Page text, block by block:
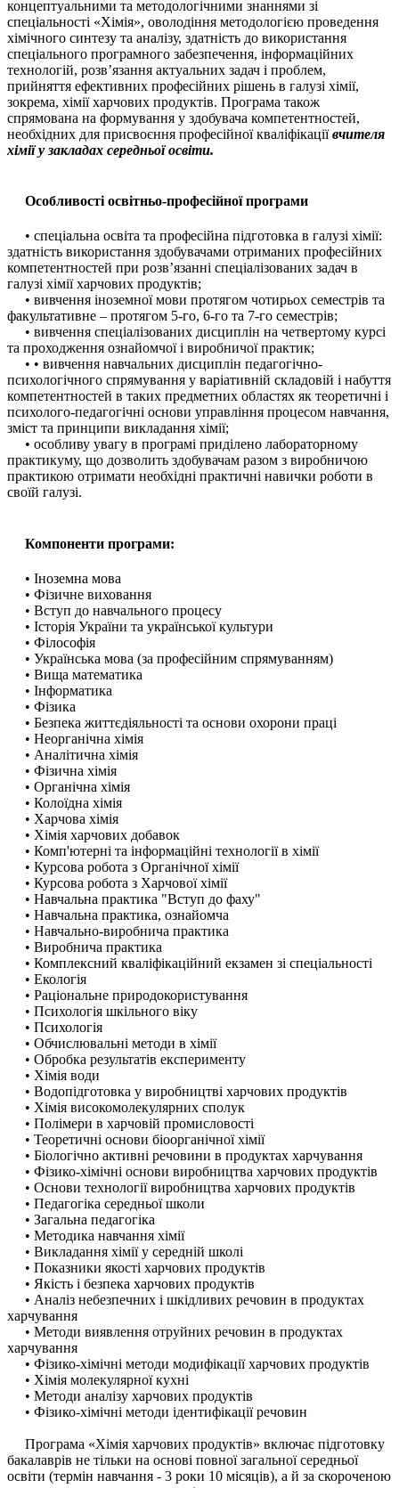
концептуальними та методологічними знаннями зі
спеціальності «Хімія», оволодіння методологією проведення
хімічного синтезу та аналізу, здатність до використання
спеціального програмного забезпечення, інформаційних
технологій, розв’язання актуальних задач і проблем,
прийняття ефективних професійних рішень в галузі хімії,
зокрема, хімії харчових продуктів. Програма також
спрямована на формування у здобувача компетентностей,
необхідних для присвоєння професійної кваліфікаціївчителя
хімії у закладах середньої освіти.
Особливості освітньо-професійної програми
• спеціальна освіта та професійна підготовка в галузі хімії:
здатність використання здобувачами отриманих професійних
компетентностей при розв’язанні спеціалізованих задач в
галузі хімії харчових продуктів;
• вивчення іноземної мови протягом чотирьох семестрів та
факультативне – протягом 5-го, 6-го та 7-го семестрів;
• вивчення спеціалізованих дисциплін на четвертому курсі
та проходження ознайомчої і виробничої практик;
• • вивчення навчальних дисциплін педагогічно-
психологічного спрямування у варіативній складовій і набуття
компетентностей в таких предметних областях як теоретичні і
психолого-педагогічні основи управління процесом навчання,
зміст та принципи викладання хімії;
• особливу увагу в програмі приділено лабораторному
практикуму, що дозволить здобувачам разом з виробничою
практикою отримати необхідні практичні навички роботи в
своїй галузі.
Компоненти програми:
• Іноземна мова
• Фізичне виховання
• Вступ до навчального процесу
• Історія України та української культури
• Філософія
• Українська мова (за професійним спрямуванням)
• Вища математика
• Інформатика
• Фізика
• Безпека життєдіяльності та основи охорони праці
• Неорганічна хімія
• Аналітична хімія
• Фізична хімія
• Органічна хімія
• Колоїдна хімія
• Харчова хімія
• Хімія харчових добавок
• Комп'ютерні та інформаційні технології в хімії
• Курсова робота з Органічної хімії
• Курсова робота з Харчової хімії
• Навчальна практика "Вступ до фаху"
• Навчальна практика, ознайомча
• Навчально-виробнича практика
• Виробнича практика
• Комплексний кваліфікаційний екзамен зі спеціальності
• Екологія
• Раціональне природокористування
• Психологія шкільного віку
• Психологія
• Обчислювальні методи в хімії
• Обробка результатів експерименту
• Хімія води
• Водопідготовка у виробництві харчових продуктів
• Хімія високомолекулярних сполук
• Полімери в харчовій промисловості
• Теоретичні основи біоорганічної хімії
• Біологічно активні речовини в продуктах харчування
• Фізико-хімічні основи виробництва харчових продуктів
• Основи технології виробництва харчових продуктів
• Педагогіка середньої школи
• Загальна педагогіка
• Методика навчання хімії
• Викладання хімії у середній школі
• Показники якості харчових продуктів
• Якість і безпека харчових продуктів
• Аналіз небезпечних і шкідливих речовин в продуктах
харчування
• Методи виявлення отруйних речовин в продуктах
харчування
• Фізико-хімічні методи модифікації харчових продуктів
• Хімія молекулярної кухні
• Методи аналізу харчових продуктів
• Фізико-хімічні методи ідентифікації речовин
Програма «Хімія харчових продуктів» включає підготовку
бакалаврів не тільки на основі повної загальної середньої
освіти (термін навчання - 3 роки 10 місяців), а й за скороченою